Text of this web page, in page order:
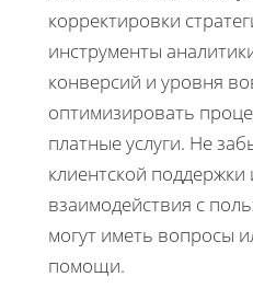
корректировки
инструменты
конверсий и уровня
оптимизировать
платные услуги. Не
клиентской
взаимодействия с
могут иметь вопросы
помощи.